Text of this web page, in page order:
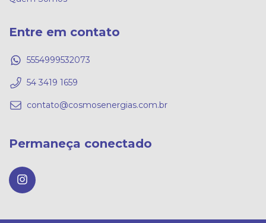
Entre em contato
5554999532073
54 3419 1659
contato@cosmosenergias.com.br
Permaneça conectado